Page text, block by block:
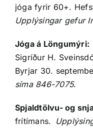
jóga fyrir 60+.
Upplýsingar gefur
Jóga á Löngumýri:
Sigríður H.
Byrjar 30.
síma 846-7075.
Spjaldtölvu- og
frítímans.